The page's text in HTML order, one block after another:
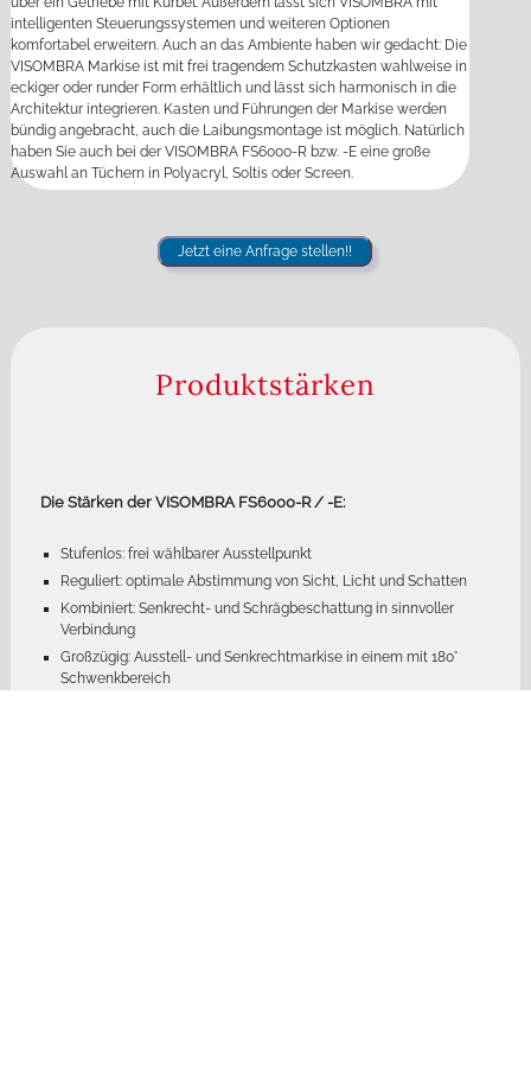
intelligenten Steuerungssystemen und weiteren Optionen
komfortabel erweitern. Auch an das Ambiente haben wir gedacht: Die
VISOMBRA Markise ist mit frei tragendem Schutzkasten wahlweise in
eckiger oder runder Form erhältlich und lässt sich harmonisch in die
Architektur integrieren. Kasten und Führungen der Markise werden
bündig angebracht, auch die Laibungsmontage ist möglich. Natürlich
haben Sie auch bei der VISOMBRA FS6000-R bzw. -E eine große
Auswahl an Tüchern in Polyacryl, Soltis oder Screen.
Jetzt eine Anfrage stellen!!
Produktstärken
Die Stärken der VISOMBRA FS6000-R / -E:
Stufenlos: frei wählbarer Ausstellpunkt
Reguliert: optimale Abstimmung von Sicht, Licht und Schatten
Kombiniert: Senkrecht- und Schrägbeschattung in sinnvoller
Verbindung
Großzügig: Ausstell- und Senkrechtmarkise in einem mit 180°
Schwenkbereich